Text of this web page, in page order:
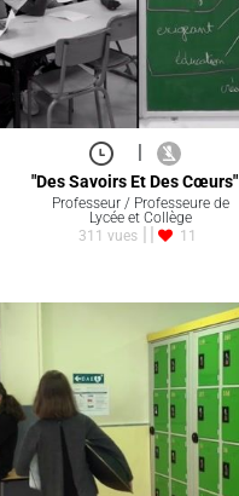
|
"Des Savoirs Et Des Cœurs"
Professeur / Professeure de
Lycée et Collège
311 vues
11